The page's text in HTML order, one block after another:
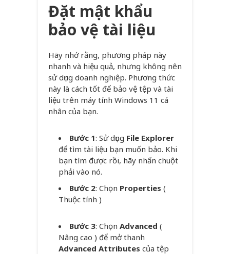
Đặt mật khẩu
bảo vệ tài liệu
Hãy nhớ rằng, phương pháp này
nhanh và hiệu quả, nhưng không nên
sử dụng doanh nghiệp. Phương thức
này là cách tốt để bảo vệ tệp và tài
liệu trên máy tính Windows 11 cá
nhân của bạn.
Bước 1: Sử dụng File Explorer
để tìm tài liệu bạn muốn bảo. Khi
bạn tìm được rồi, hãy nhấn chuột
phải vào nó.
Bước 2: Chọn Properties (
Thuộc tính )
Bước 3: Chọn Advanced (
Nâng cao ) để mở thanh
Advanced Attributes của tệp